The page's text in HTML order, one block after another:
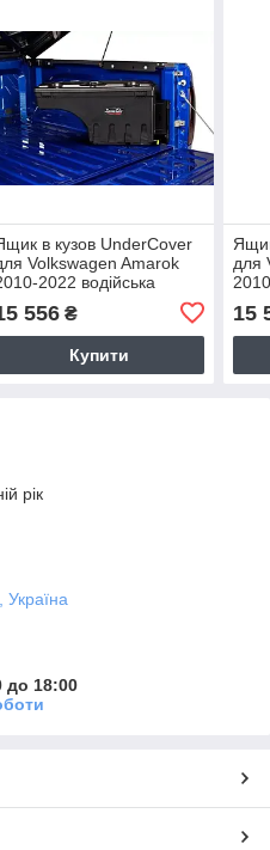
в кузов UnderCover
Volkswagen Amarok
2022 водійська
556₴
Купити
для
15
рік
Україна
до 18:00